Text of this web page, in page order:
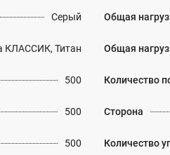
Серый
КЛАССИК, Титан
500
500
500
Общая
Общая
Количество
Сторона
Количество